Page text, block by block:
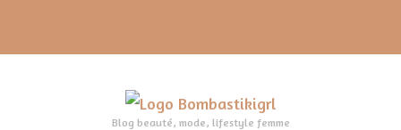
Blog beauté, mode, lifestyle femme